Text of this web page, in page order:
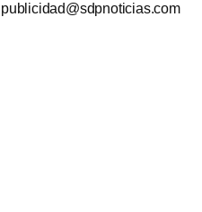
publicidad@sdpnoticias.com